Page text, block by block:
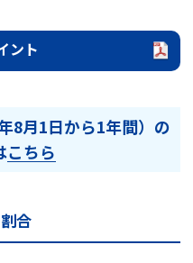
ント
8月1日から1年間）の
こちら
合